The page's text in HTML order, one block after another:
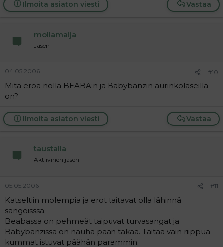
Vastaa
Ilmoita asiaton viesti
mollamaija
Jäsen
04.05.2006 #10
Mitä eroa nolla BEABA:n ja Babybanzin aurinkolaseilla
on?
Vastaa
Ilmoita asiaton viesti
taustalla
Aktiivinen jäsen
05.05.2006 #11
Katseltiin molempia ja erot taitavat olla lähinnä
sangoisssa.
Beabassa on pehmeät taipuvat turvasangat ja
Babybanzissa on nauha pään takaa. Taitaa vain riippua
kummat istuvat päähän paremmin.